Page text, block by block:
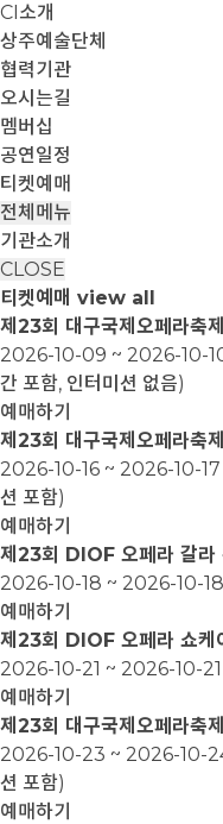
CI소개
상주예술단체
협력기관
오시는길
멤버십
공연일정
티켓예매
전체메뉴
기관소개
CLOSE
티켓예매 view all
제23회 대구국제오페라축
2026-10-09 ~ 2026-10-
간 포함, 인터미션 없음)
예매하기
제23회 대구국제오페라축
2026-10-16 ~ 2026-10-17
션 포함)
예매하기
제23회 DIOF 오페라 갈
2026-10-18 ~ 2026-10-18
예매하기
제23회 DIOF 오페라 쇼케
2026-10-21 ~ 2026-10-21
예매하기
제23회 대구국제오페라축
2026-10-23 ~ 2026-10-
션 포함)
예매하기